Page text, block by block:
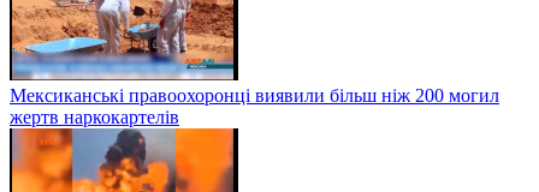
Мексиканські правоохоронці виявили більш ніж 200 могил
жертв наркокартелів